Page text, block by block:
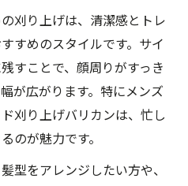
刈り上げは、清潔感とトレ
すめのスタイルです。サイ
すことで、顔周りがすっき
が広がります。特にメンズ
刈り上げバリカンは、忙し
のが魅力です。
型をアレンジしたい方や、